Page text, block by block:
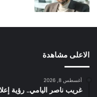
الاعلى مشاهدة
أغسطس 8, 2026
غريب ناصر اليامي.. رؤية